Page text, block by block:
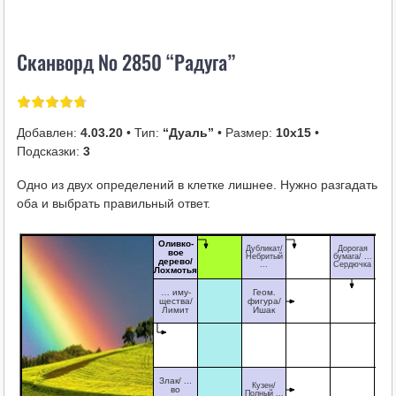
i
Сканворд № 2850 “Радуга”
Добавлен: 4.03.20• Тип: “Дуаль” • Размер: 10х15•
Подсказки: 3
Одно из двух определений в клетке лишнее. Нужно разгадать
оба и выбрать правильный ответ.
Оливко-
вое
дерево/
Лохмотья
Дубликат/
Небритый
...
Дорогая
бумага/ ...
Сердючка
… иму-
щества/
Лимит
Геом.
фигура/
Ишак
Злак/ ...
во
Кузен/
Полный ...